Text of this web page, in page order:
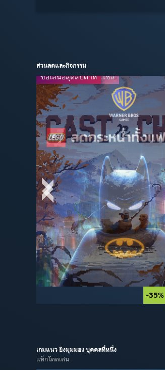
ส่วนลดและกิจกรรม
ข้อเสนอสุดสัปดาห์
-35%
ลดกระหน่ำทั้งแฟรนไชส์
-95%
-65%
-40%
-95%
ถ่ายทอดสด
เกมแนว ยิงมุมมอง บุคคลที่หนึ่ง
แท็กโดดเด่น